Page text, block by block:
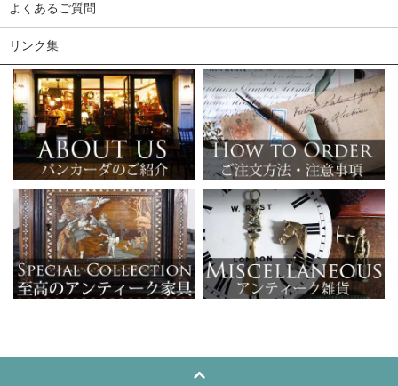
よくあるご質問
リンク集